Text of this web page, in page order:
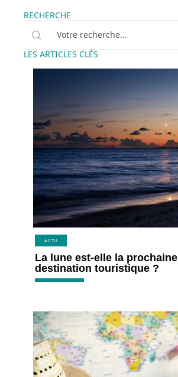
RECHERCHE
LES ARTICLES CLÉS
ACTU
La lune est-elle la prochaine
destination touristique ?